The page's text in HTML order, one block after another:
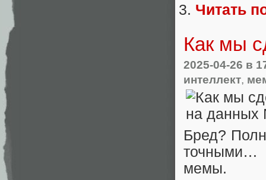
Читать
Как мы
2025-04-26 в
интеллект,
Бред?
точными…
мемы.